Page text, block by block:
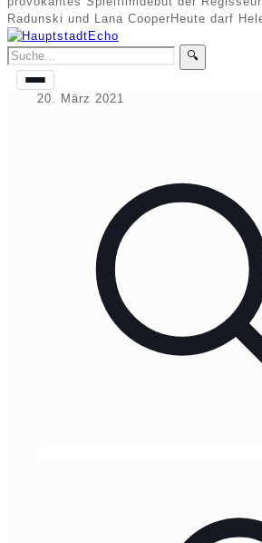
Radunski und Lana Cooper Heute darf
🔍
20. März 2021